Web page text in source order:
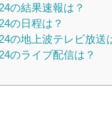
の結果速報は？
の日程は？
の地上波テレビ放送
のライブ配信は？